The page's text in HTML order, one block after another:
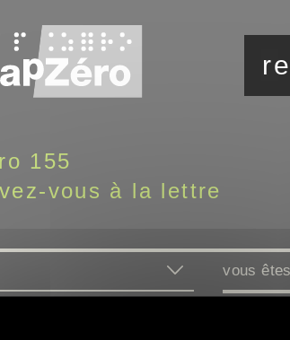
155
vous à la lettre
vous